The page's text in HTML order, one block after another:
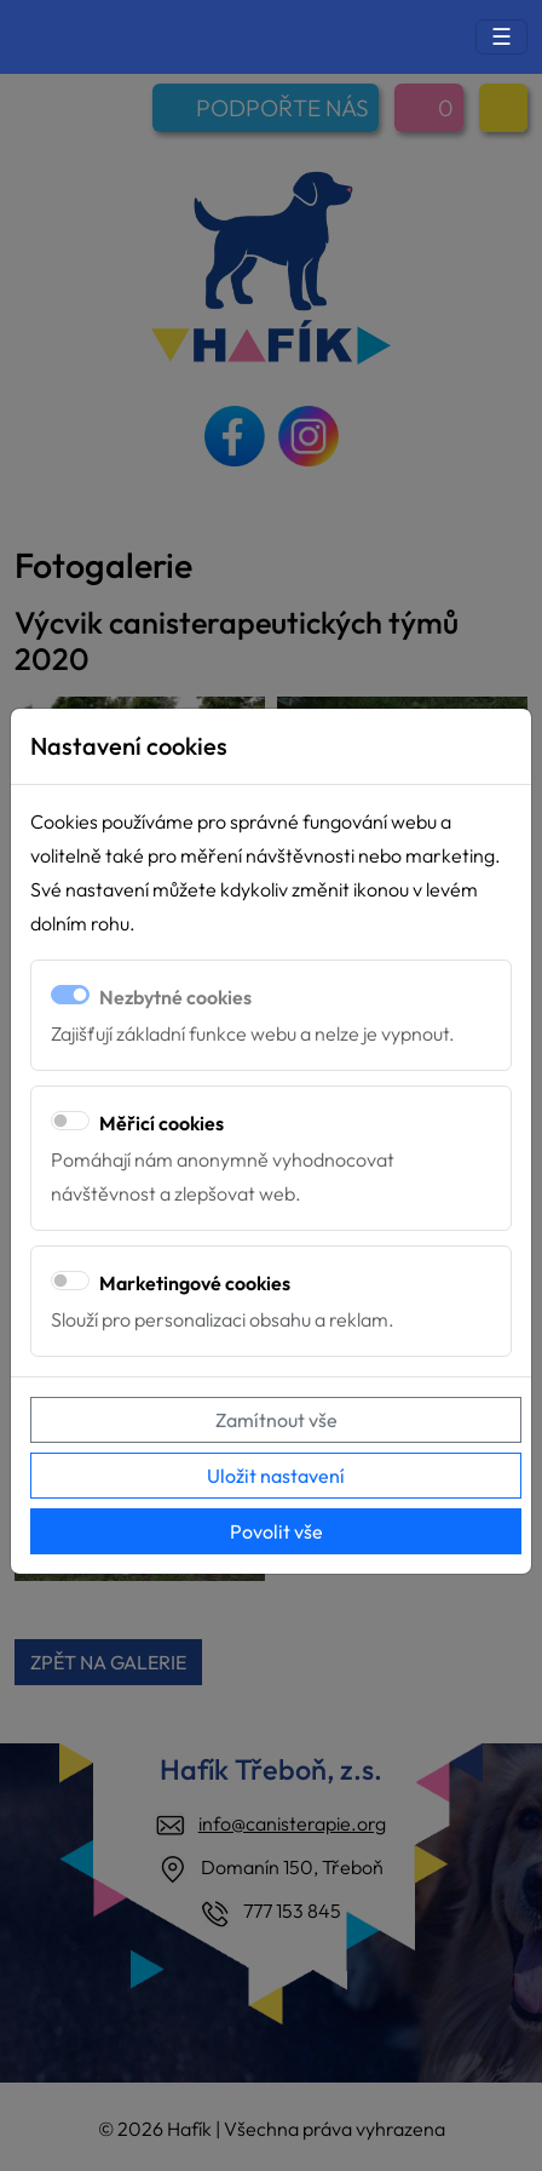
☰
PODPOŘTE NÁS 0
Fotogalerie
Výcvik canisterapeutických týmů
2020
ZPĚT NA GALERIE
Hafík Třeboň, z.s.
info@canisterapie.org
Domanín 150, Třeboň
777 153 845
© 2026 Hafík | Všechna práva vyhrazena
Nastavení cookies
Cookies používáme pro správné fungování webu a
volitelně také pro měření návštěvnosti nebo marketing.
Své nastavení můžete kdykoliv změnit ikonou v levém
dolním rohu.
Nezbytné cookies
Zajišťují základní funkce webu a nelze je vypnout.
Měřicí cookies
Pomáhají nám anonymně vyhodnocovat
návštěvnost a zlepšovat web.
Marketingové cookies
Slouží pro personalizaci obsahu a reklam.
Zamítnout vše
Uložit nastavení
Povolit vše